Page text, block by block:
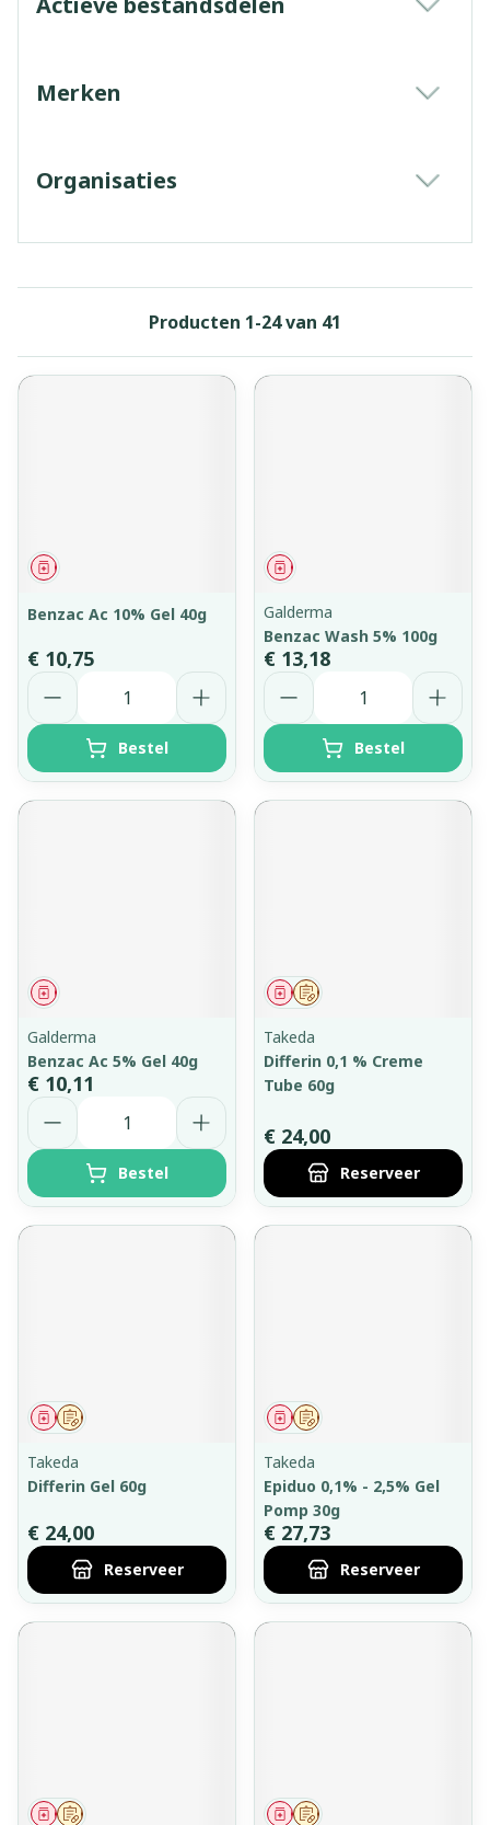
Merken
Organisaties
Producten 1-24van 41
Geneesmiddel
Benzac Ac 10% Gel 40g
€ 10,75
Aantal
Bestel
Geneesmiddel
Galderma
Benzac Wash 5% 100g
€ 13,18
Aantal
Bestel
Geneesmiddel
Galderma
Benzac Ac 5% Gel 40g
€ 10,11
Aantal
Bestel
Op voorschrift
Geneesmiddel
Takeda
Differin 0,1 % Creme
Tube 60g
€ 24,00
Reserveer
Op voorschrift
Geneesmiddel
Takeda
Differin Gel 60g
€ 24,00
Reserveer
Op voorschrift
Geneesmiddel
Takeda
Epiduo 0,1% - 2,5% Gel
Pomp 30g
€ 27,73
Reserveer
Op voorschrift
Geneesmiddel Op voorschrift
Geneesmiddel